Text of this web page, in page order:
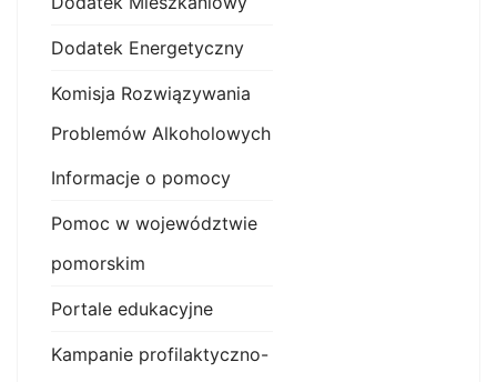
Dodatek Energetyczny
Komisja Rozwiązywania
Problemów Alkoholowych
Informacje o pomocy
Pomoc w województwie
pomorskim
Portale edukacyjne
Kampanie profilaktyczno-